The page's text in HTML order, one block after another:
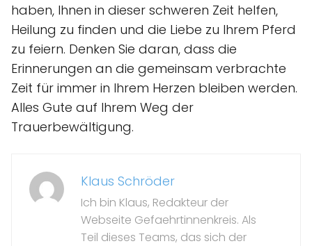
haben, Ihnen in dieser schweren Zeit helfen,
Heilung zu finden und die Liebe zu Ihrem Pferd
zu feiern. Denken Sie daran, dass die
Erinnerungen an die gemeinsam verbrachte
Zeit für immer in Ihrem Herzen bleiben werden.
Alles Gute auf Ihrem Weg der
Trauerbewältigung.
Klaus Schröder
Ich bin Klaus, Redakteur der
Webseite Gefaehrtinnenkreis. Als
Teil dieses Teams, das sich der